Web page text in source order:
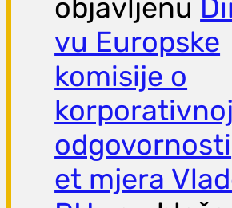
objavljenu
vu Europske
komisije o
korporativnoj
odgovornosti
et mjera